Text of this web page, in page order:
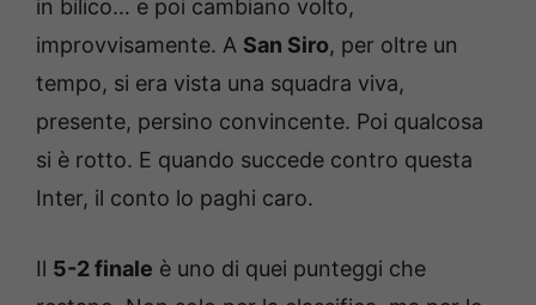
in bilico… e poi cambiano volto,
improvvisamente. A San Siro, per oltre un
tempo, si era vista una squadra viva,
presente, persino convincente. Poi qualcosa
si è rotto. E quando succede contro questa
Inter, il conto lo paghi caro.
Il 5-2 finale è uno di quei punteggi che